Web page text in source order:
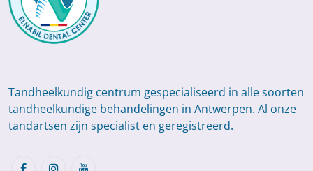
Tandheelkundig centrum gespecialiseerd in alle soorten
tandheelkundige behandelingen in Antwerpen. Al onze
tandartsen zijn specialist en geregistreerd.